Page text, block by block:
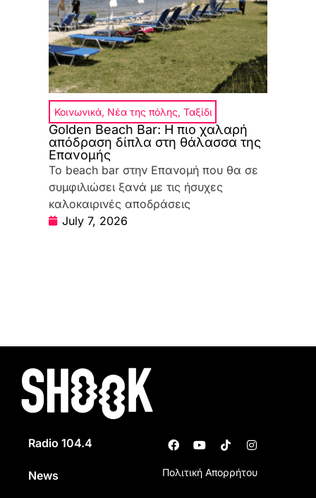
Κοινωνικά, Νέα της πόλης, Ταξίδι
Golden Beach Bar: Η πιο χαλαρή
απόδραση δίπλα στη θάλασσα της
Επανομής
Το beach bar στην Επανομή που θα σε
συμφιλιώσει ξανά με τις ήσυχες
καλοκαιρινές αποδράσεις
July 7, 2026
Radio 104.4
News Πολιτική Απορρήτου